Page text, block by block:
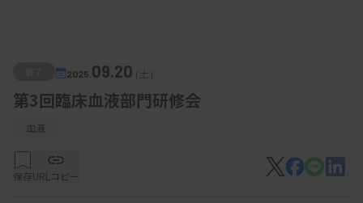
2025. 09.20（土）
第3回臨床血液部門研修会
血液
保存URLコピー